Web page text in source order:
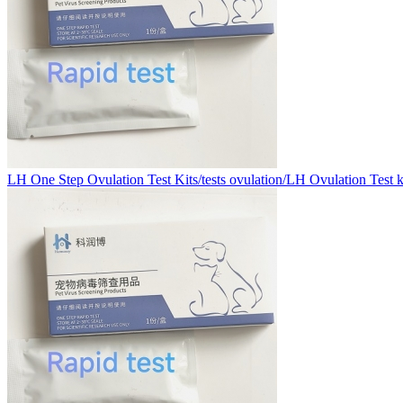
LH One Step Ovulation Test Kits/tests ovulation/LH Ovulation Test